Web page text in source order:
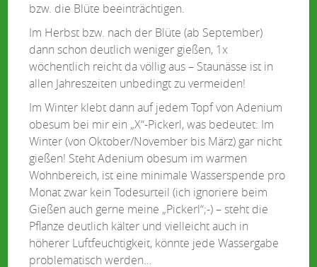
bzw. die Blüte beeinträchtigen.
Im Herbst bzw. nach der Blüte (ab September)
dann schon deutlich weniger gießen, 1x
wöchentlich reicht da völlig aus – Staunässe ist in
allen Jahreszeiten unbedingt zu vermeiden!
Im Winter klebt dann auf jedem Topf von Adenium
obesum bei mir ein „X“-Pickerl, was bedeutet: Im
Winter (von Oktober/November bis März) gar nicht
gießen! Steht Adenium obesum im warmen
Wohnbereich, ist eine minimale Wasserspende pro
Monat zwar kein Todesurteil (ich ignoriere beim
Gießen auch gerne meine „Pickerl“;-) – steht die
Pflanze deutlich kälter und vielleicht auch in
höherer Luftfeuchtigkeit, könnte jede Wassergabe
problematisch werden…